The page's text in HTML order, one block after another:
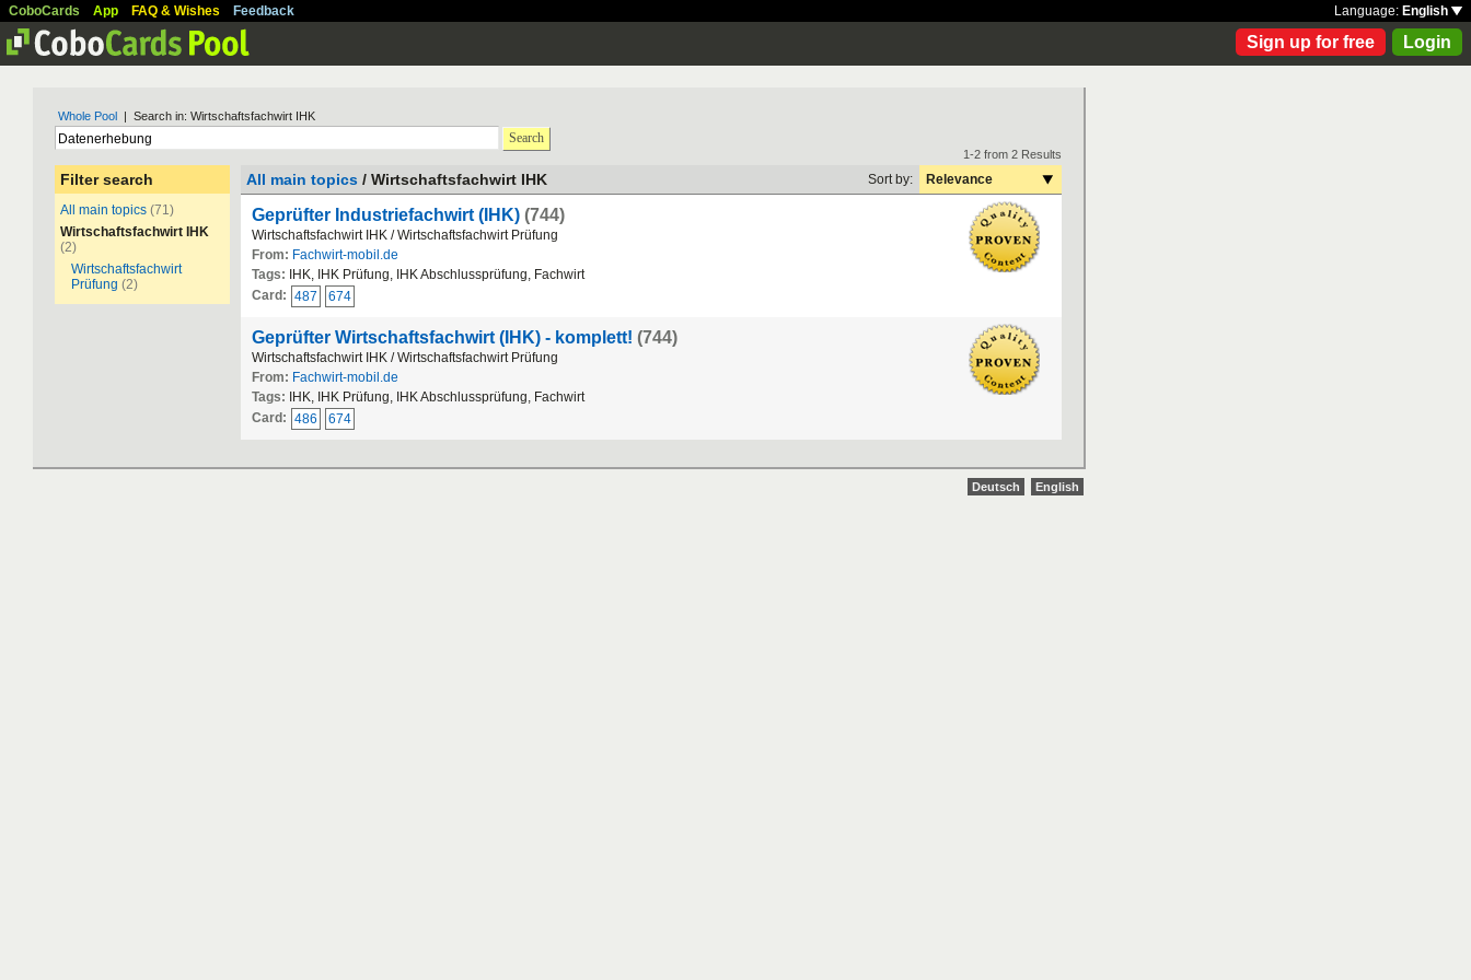
CoboCards App FAQ & Wishes Feedback Language: English
Sign up for free Login
Whole Pool | Search in: Wirtschaftsfachwirt IHK
Search
Filter search
All main topics (71)
Wirtschaftsfachwirt IHK
(2)
Wirtschaftsfachwirt
Prüfung (2)
1-2 from 2 Results
All main topics / Wirtschaftsfachwirt IHK Sort by: Relevance
Geprüfter Industriefachwirt (IHK) (744)
Wirtschaftsfachwirt IHK / Wirtschaftsfachwirt Prüfung
From: Fachwirt-mobil.de
Tags:
IHK, IHK Prüfung, IHK Abschlussprüfung, Fachwirt
Card: 487 674
Geprüfter Wirtschaftsfachwirt (IHK) - komplett! (744)
Wirtschaftsfachwirt IHK / Wirtschaftsfachwirt Prüfung
From: Fachwirt-mobil.de
Tags:
IHK, IHK Prüfung, IHK Abschlussprüfung, Fachwirt
Card: 486 674
Deutsch English